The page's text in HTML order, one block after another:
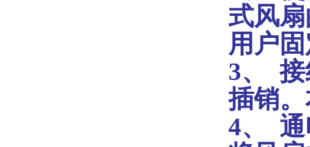
式风
用户
3、
插销
4、